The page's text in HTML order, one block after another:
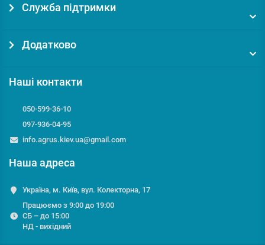
Служба підтримки
Додатково
Наші контакти
050-599-36-10
097-936-04-95
info.agrus.kiev.ua@gmail.com
Наша адреса
Україна, м. Київ, вул. Колекторна, 17
Працюємо з 9:00 до 19:00
СБ – до 15:00
НД - вихідний